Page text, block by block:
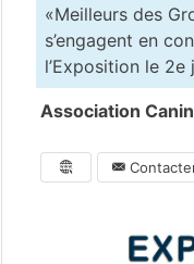
«Meilleurs des
s’engagent en
l’Exposition le 2e
Association